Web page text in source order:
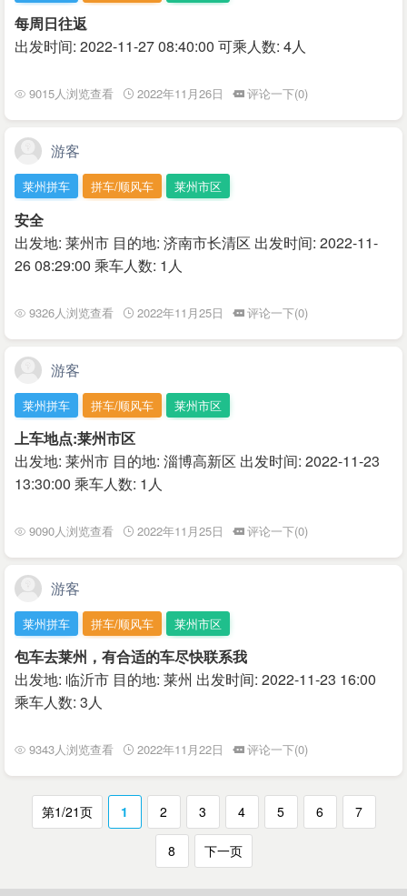
每周日往返
出发时间: 2022-11-27 08:40:00 可乘人数: 4人
9015人浏览查看 2022年11月26日 评论一下(0)
游客
莱州拼车 拼车/顺风车 莱州市区
安全
出发地: 莱州市 目的地: 济南市长清区 出发时间: 2022-11-
26 08:29:00 乘车人数: 1人
9326人浏览查看 2022年11月25日 评论一下(0)
游客
莱州拼车 拼车/顺风车 莱州市区
上车地点:莱州市区
出发地: 莱州市 目的地: 淄博高新区 出发时间: 2022-11-23
13:30:00 乘车人数: 1人
9090人浏览查看 2022年11月25日 评论一下(0)
游客
莱州拼车 拼车/顺风车 莱州市区
包车去莱州，有合适的车尽快联系我
出发地: 临沂市 目的地: 莱州 出发时间: 2022-11-23 16:00
乘车人数: 3人
9343人浏览查看 2022年11月22日 评论一下(0)
第1/21页 1 2 3 4 5 6 7
8 下一页